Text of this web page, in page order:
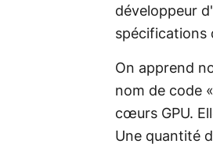
développeur
spécifications
On apprend
nom de code
cœurs GPU.
Une quantité